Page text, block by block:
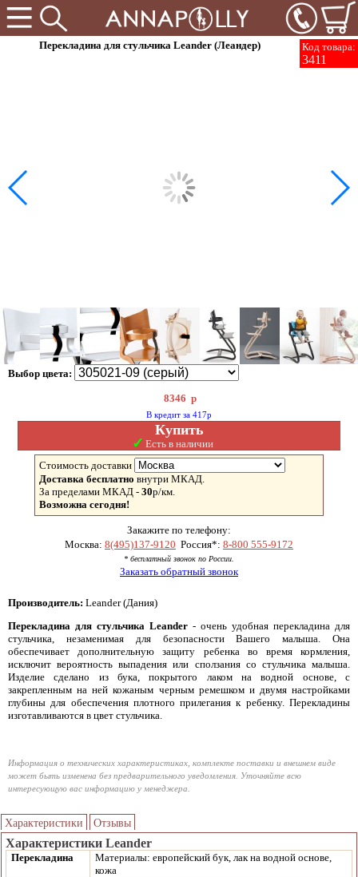
Код товара:
3411
Перекладина для стульчика Leander (Леандер)
Выбор цвета:
8346 р
В кредит за 417р
Купить
✓ Есть в наличии
Стоимость доставки
Доставка бесплатно внутри МКАД.
За пределами МКАД - 30р/км.
Возможна сегодня!
Закажите по телефону:
Москва: 8(495)137-9120 Россия*: 8-800 555-9172
* бесплатный звонок по России.
Заказать обратный звонок
Производитель: Leander (Дания)
Перекладина для стульчика Leander - очень удобная перекладина для
стульчика, незаменимая для безопасности Вашего малыша. Она
обеспечивает дополнительную защиту ребенка во время кормления,
исключит вероятность выпадения или сползания со стульчика малыша.
Изделие сделано из бука, покрытого лаком на водной основе, с
закрепленным на ней кожаным черным ремешком и двумя настройками
глубины для обеспечения плотного прилегания к ребенку. Перекладины
изготавливаются в цвет стульчика.
Информация о технических характеристиках, комплекте поставки и внешнем виде
может быть изменена без предварительного уведомления. Уточняйте всю
интересующую вас информацию у менеджера.
Характеристики Отзывы
Характеристики Leander
Перекладина
Материалы: европейский бук, лак на водной основе,
кожа